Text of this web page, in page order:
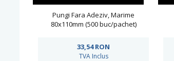
Pungi Fara Adeziv, Marime
80x110mm (500 buc/pachet)
33,54RON
TVA Inclus